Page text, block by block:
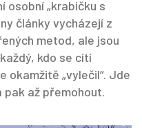
„krabičku s
články vycházejí z
metod, ale jsou
kdo se cítí
okamžitě „vylečil“. Jde
až přemohout.